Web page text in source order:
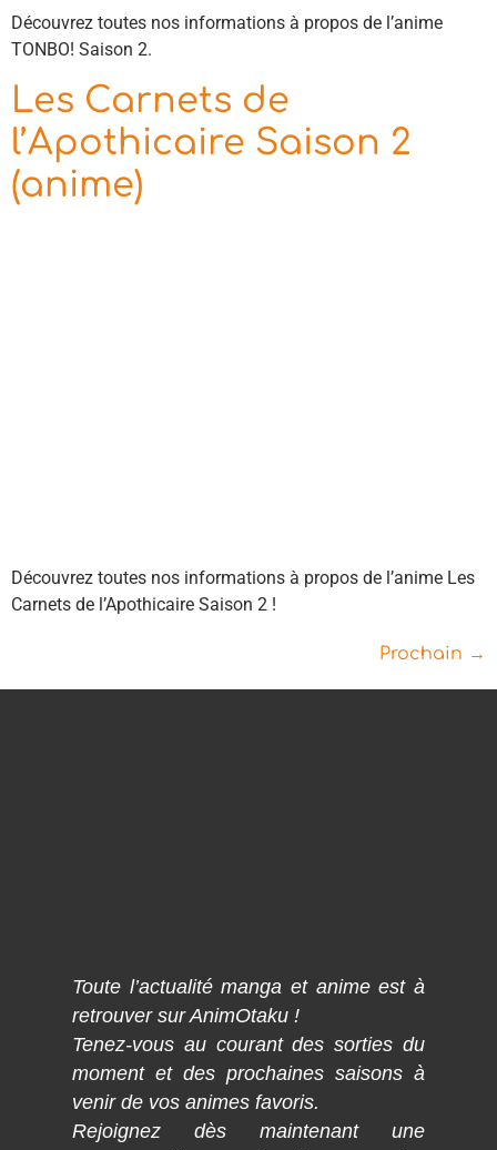
Découvrez toutes nos informations à propos de l’anime
TONBO! Saison 2.
Les Carnets de
l’Apothicaire Saison 2
(anime)
Découvrez toutes nos informations à propos de l’anime Les
Carnets de l’Apothicaire Saison 2 !
Prochain →
Toute l’actualité manga et anime est à
retrouver sur AnimOtaku !
Tenez-vous au courant des sorties du
moment et des prochaines saisons à
venir de vos animes favoris.
Rejoignez dès maintenant une